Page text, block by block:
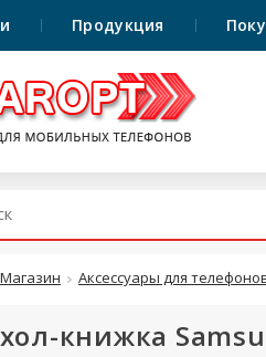
Продукция
Магазин Аксессуары для
книжка